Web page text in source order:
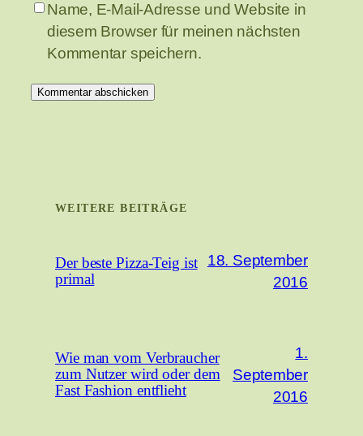
Name, E-Mail-Adresse und Website in
diesem Browser für meinen nächsten
Kommentar speichern.
WEITERE BEITRÄGE
Der beste Pizza-Teig ist
primal
18. September
2016
Wie man vom Verbraucher
zum Nutzer wird oder dem
Fast Fashion entflieht
1.
September
2016